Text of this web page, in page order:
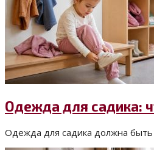
Одежда для садика:
Одежда для садика должна быть